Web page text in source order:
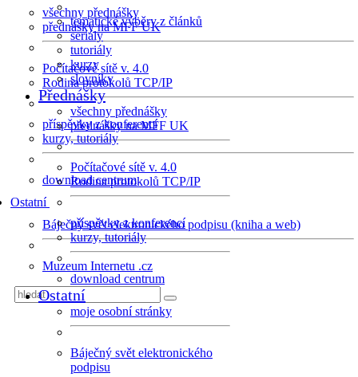
všechny přednášky
přednášky na MFF UK
Počítačové sítě v. 4.0
Rodina protokolů TCP/IP
příspěvky z konferencí
kurzy, tutoriály
download centrum
Ostatní
Báječný svět elektronického podpisu (kniha a web)
Muzeum Internetu .cz
tematické výběry z článků
seriály
tutoriály
kurzy
slovníky
Přednášky
všechny přednášky
přednášky na MFF UK
Počítačové sítě v. 4.0
Rodina protokolů TCP/IP
příspěvky z konferencí
kurzy, tutoriály
download centrum
Ostatní
moje osobní stránky
Báječný svět elektronického
podpisu